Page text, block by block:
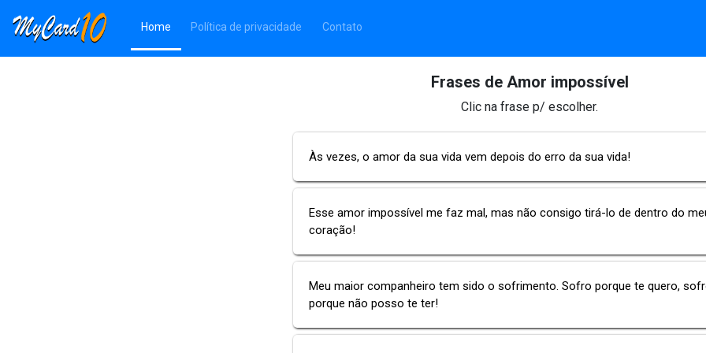
Home(Página atual)
Política de privacidade Contato
Frases de Amor impossível
Clic na frase p/ escolher.
Às vezes, o amor da sua vida vem depois do erro da sua vida!
Esse amor impossível me faz mal, mas não consigo tirá-lo de dentro do
coração!
Meu maior companheiro tem sido o sofrimento. Sofro porque te quero,
porque não posso te ter!